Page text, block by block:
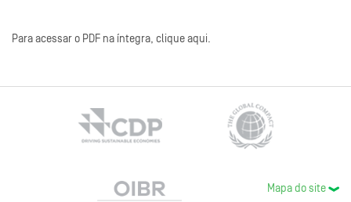
Para acessar o PDF na íntegra, clique aqui.
Mapa do site